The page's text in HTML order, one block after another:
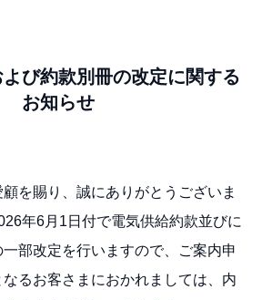
び約款別冊の改定に関する
お知らせ
を賜り、誠にありがとうございま
年6月1日付で電気供給約款並びに
部改定を行いますので、ご案内申
るお客さまにおかれましては、内